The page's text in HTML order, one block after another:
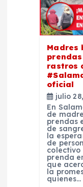
Madres
rastros
oficial
julio
En
de
prendas
de
la
de
colectivo
prenda
que
la
quienes…